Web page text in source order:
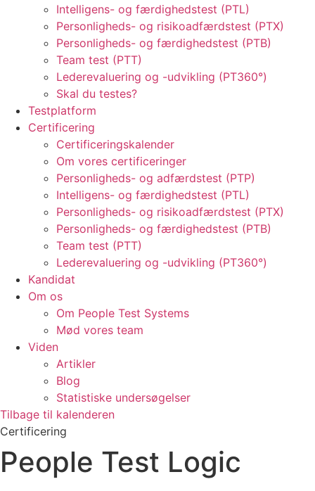
Intelligens- og færdighedstest (PTL)
Personligheds- og risikoadfærdstest (PTX)
Personligheds- og færdighedstest (PTB)
Team test (PTT)
Lederevaluering og -udvikling (PT360°)
Skal du testes?
Testplatform
Certificering
Certificeringskalender
Om vores certificeringer
Personligheds- og adfærdstest (PTP)
Intelligens- og færdighedstest (PTL)
Personligheds- og risikoadfærdstest (PTX)
Personligheds- og færdighedstest (PTB)
Team test (PTT)
Lederevaluering og -udvikling (PT360°)
Kandidat
Om os
Om People Test Systems
Mød vores team
Viden
Artikler
Blog
Statistiske undersøgelser
Tilbage til kalenderen
Certificering
People Test Logic